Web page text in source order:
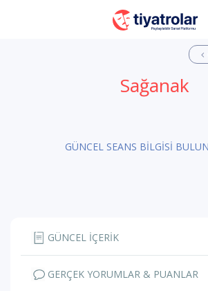
Sağanak
GÜNCEL SEANS BİLGİSİ
GÜNCEL İÇERİK
GERÇEK YORUMLAR & PUANLAR